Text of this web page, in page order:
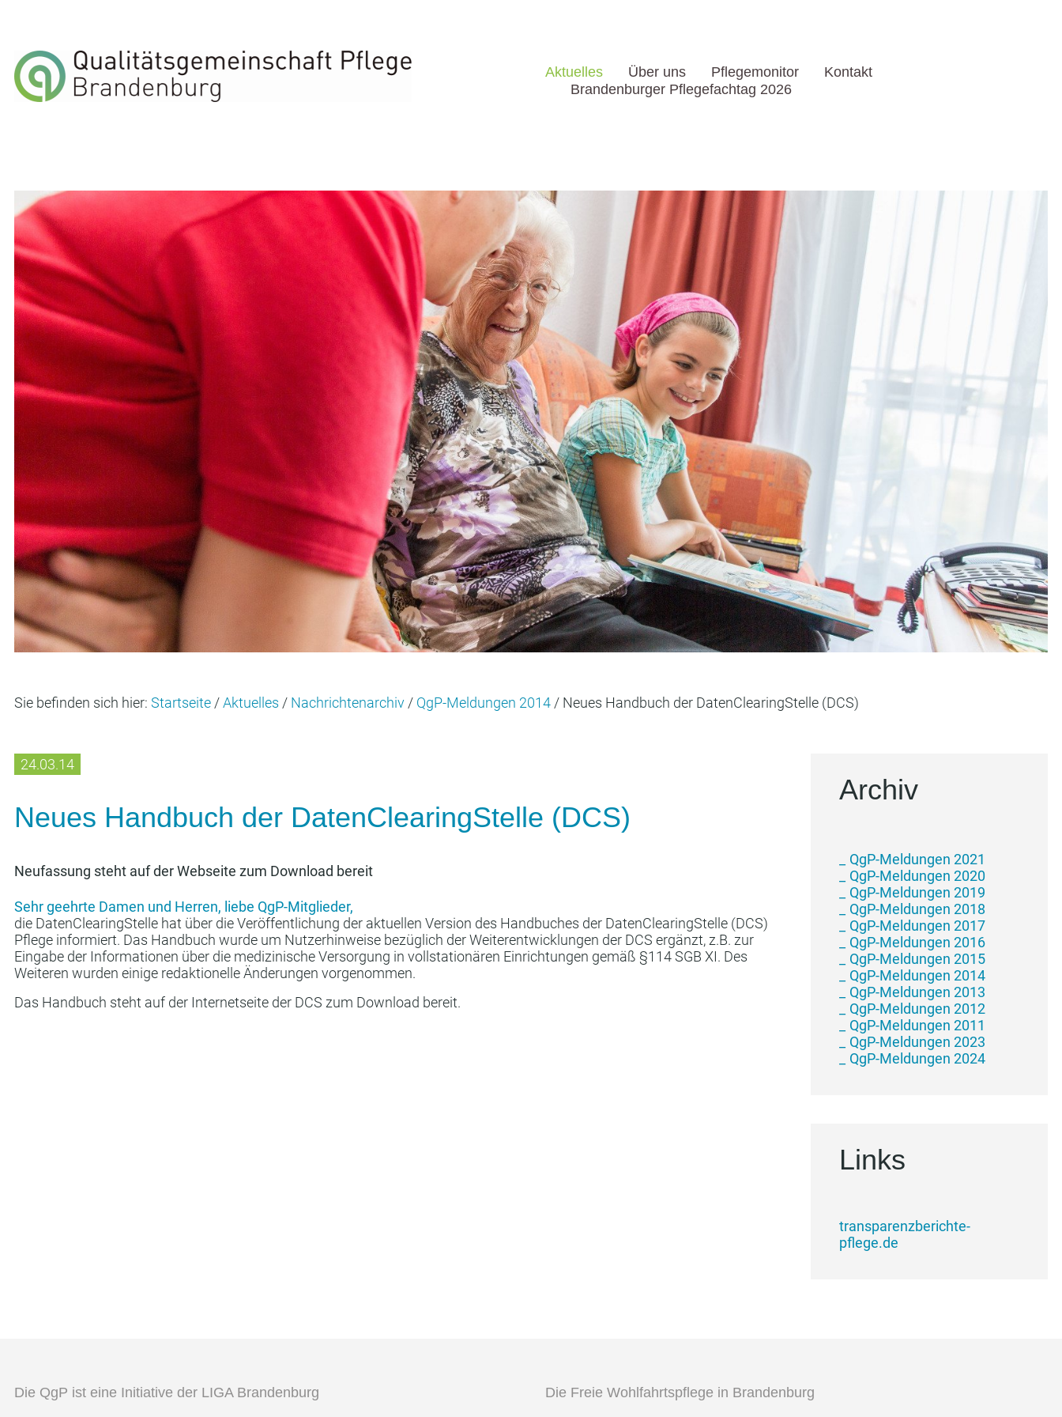
Aktuelles Über uns Pflegemonitor
Kontakt
Brandenburger Pflegefachtag 2026
Sie befinden sich hier: Startseite/Aktuelles / Nachrichtenarchiv/ QgP-Meldungen 2014/ Neues Handbuch der DatenClearingStelle (DCS)
24.03.14
Neues Handbuch der DatenClearingStelle (DCS)
Neufassung steht auf der Webseite zum Download bereit
Sehr geehrte Damen und Herren, liebe QgP-Mitglieder,
die DatenClearingStelle hat über die Veröffentlichung der aktuellen Version des Handbuches der DatenClearingStelle (DCS)
Pflege informiert. Das Handbuch wurde um Nutzerhinweise bezüglich der Weiterentwicklungen der DCS ergänzt, z.B. zur
Eingabe der Informationen über die medizinische Versorgung in vollstationären Einrichtungen gemäß §114 SGB XI. Des
Weiteren wurden einige redaktionelle Änderungen vorgenommen.
Das Handbuch steht auf der Internetseite der DCS zum Download bereit.
Archiv
QgP-Meldungen 2021
QgP-Meldungen 2020
QgP-Meldungen 2019
QgP-Meldungen 2018
QgP-Meldungen 2017
QgP-Meldungen 2016
QgP-Meldungen 2015
QgP-Meldungen 2014
QgP-Meldungen 2013
QgP-Meldungen 2012
QgP-Meldungen 2011
QgP-Meldungen 2023
QgP-Meldungen 2024
Links
transparenzberichte-
pflege.de
Die QgP ist eine Initiative der LIGA Brandenburg Die Freie Wohlfahrtspflege in Brandenburg